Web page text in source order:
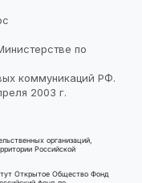
по
коммуникаций РФ.
2003 г.